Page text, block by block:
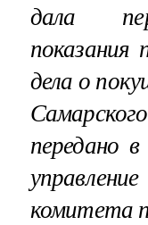
дала
показания
дела о
передано в
комитета